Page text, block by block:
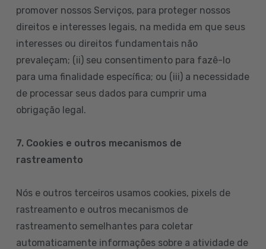
promover nossos Serviços, para proteger nossos
direitos e interesses legais, na medida em que seus
interesses ou direitos fundamentais não
prevaleçam; (ii) seu consentimento para fazê-lo
para uma finalidade específica; ou (iii) a necessidade
de processar seus dados para cumprir uma
obrigação legal.
7. Cookies e outros mecanismos de
rastreamento
Nós e outros terceiros usamos cookies, pixels de
rastreamento e outros mecanismos de
rastreamento semelhantes para coletar
automaticamente informações sobre a atividade de